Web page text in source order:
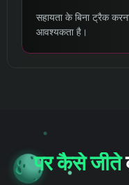
सहायता के बिना ट्रैक
आवश्यकता है।
पर कैसे जीते